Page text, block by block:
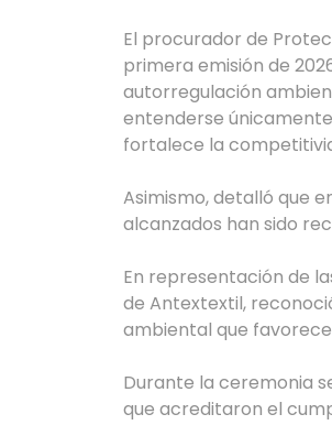
El procurador de
primera emisión de
autorregulación
entenderse
fortalece la
Asimismo, detalló que
alcanzados han sido
En representación de
de Antextextil,
ambiental que
Durante la ceremonia
que acreditaron el